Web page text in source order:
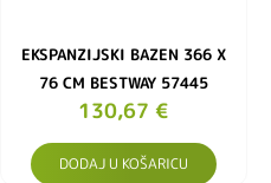
EKSPANZIJSKI BAZEN 366 X
76 CM BESTWAY 57445
130,67 €
DODAJ U KOŠARICU